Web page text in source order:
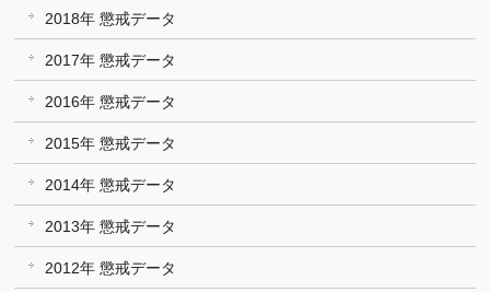
2018年 懲戒データ
2017年 懲戒データ
2016年 懲戒データ
2015年 懲戒データ
2014年 懲戒データ
2013年 懲戒データ
2012年 懲戒データ